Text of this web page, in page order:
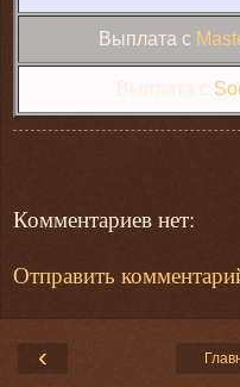
Выплата с
Выплата с
Комментариев нет:
Отправить
‹